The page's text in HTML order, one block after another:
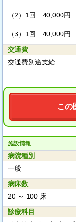
（2） 1回 40,000円
（3） 1回 40,000円
交通費
交通費別途支給
この
施設情報
病院種別
一般
病床数
20 ～ 100 床
診療科目